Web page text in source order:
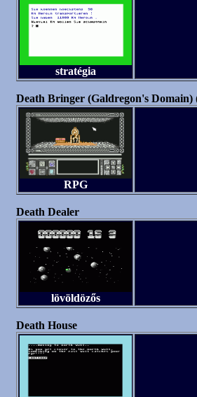
stratégia
Death Bringer (Galdregon's Domain)
RPG
Death Dealer
lövöldözős
Death House